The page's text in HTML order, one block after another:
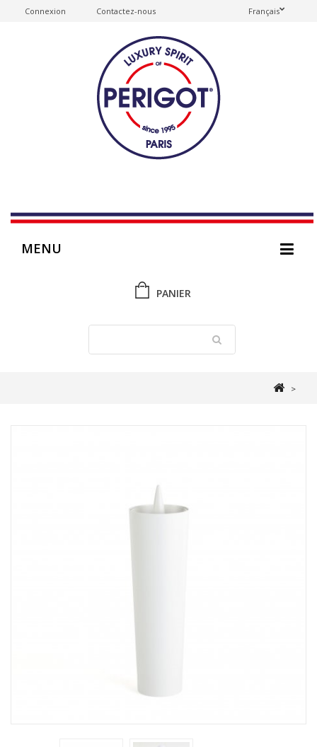
Connexion Français
Contactez-nous
MENU
PANIER
>